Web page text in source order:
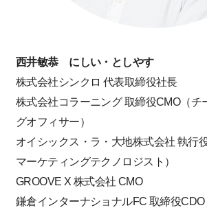
西井敏恭 にしい・としやす
株式会社シンクロ 代表取締役社長
株式会社コラーニング 取締役CMO（チ
グオフィサー）
オイシックス・ラ・大地株式会社 執行
マーケティングテクノロジスト）
GROOVE X 株式会社 CMO
鎌倉インターナショナルFC 取締役